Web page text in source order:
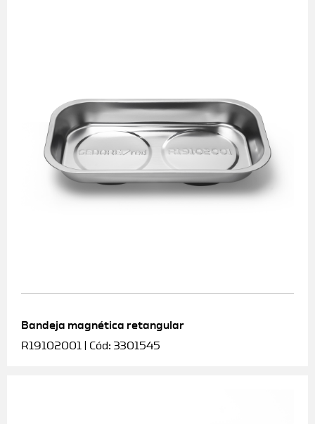
Bandeja magnética retangular
R19102001 | Cód: 3301545